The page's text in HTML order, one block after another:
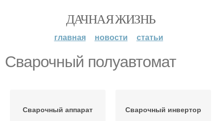
ДАЧНАЯ ЖИЗНЬ
главная новости статьи
Сварочный полуавтомат
Сварочный аппарат Сварочный инвертор